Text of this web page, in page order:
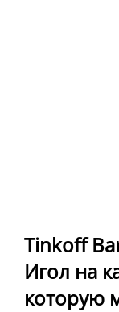
Tinkoff
Игол на
которую